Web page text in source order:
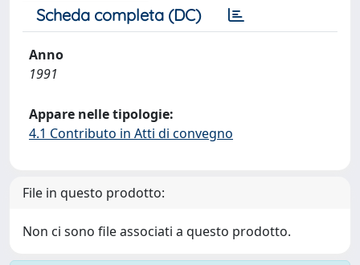
Scheda completa (DC)
Anno
1991
Appare nelle tipologie:
4.1 Contributo in Atti di convegno
File in questo prodotto:
Non ci sono file associati a questo prodotto.